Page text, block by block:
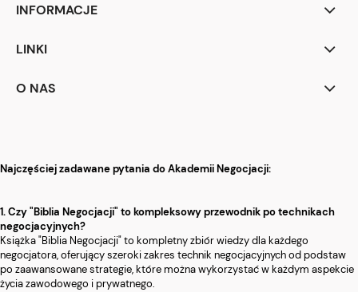
INFORMACJE
LINKI
O NAS
Najczęściej zadawane pytania do Akademii Negocjacji:
1. Czy "Biblia Negocjacji" to kompleksowy przewodnik po technikach
negocjacyjnych?
Książka "Biblia Negocjacji" to kompletny zbiór wiedzy dla każdego
negocjatora, oferujący szeroki zakres technik negocjacyjnych od podstaw
po zaawansowane strategie, które można wykorzystać w każdym aspekcie
życia zawodowego i prywatnego.